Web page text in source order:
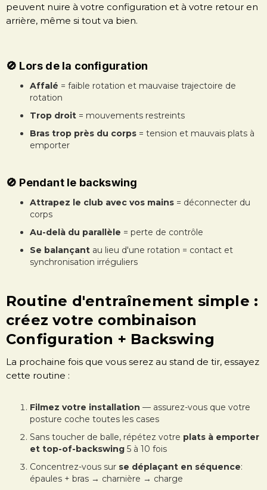
peuvent nuire à votre configuration et à votre retour en
arrière, même si tout va bien.
🚫 Lors de la configuration
Affalé = faible rotation et mauvaise trajectoire de
rotation
Trop droit = mouvements restreints
Bras trop près du corps = tension et mauvais plats à
emporter
🚫 Pendant le backswing
Attrapez le club avec vos mains = déconnecter du
corps
Au-delà du parallèle = perte de contrôle
Se balançant au lieu d'une rotation = contact et
synchronisation irréguliers
Routine d'entraînement simple :
créez votre combinaison
Configuration + Backswing
La prochaine fois que vous serez au stand de tir, essayez
cette routine :
Filmez votre installation — assurez-vous que votre
posture coche toutes les cases
Sans toucher de balle, répétez votre plats à emporter
et top-of-backswing 5 à 10 fois
Concentrez-vous sur se déplaçant en séquence:
épaules + bras → charnière → charge